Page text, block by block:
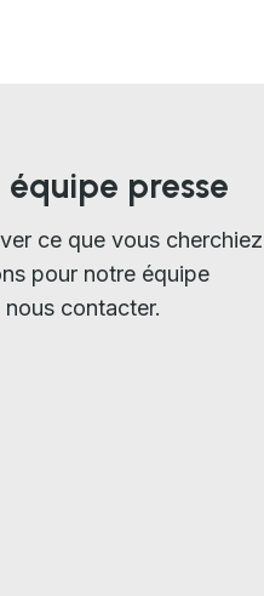
presse
ce que vous cherchiez
pour notre équipe
contacter.